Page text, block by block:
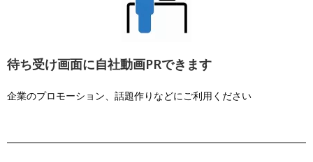
待ち受け画面に自社動画PRできます
企業のプロモーション、話題作りなどにご利用ください